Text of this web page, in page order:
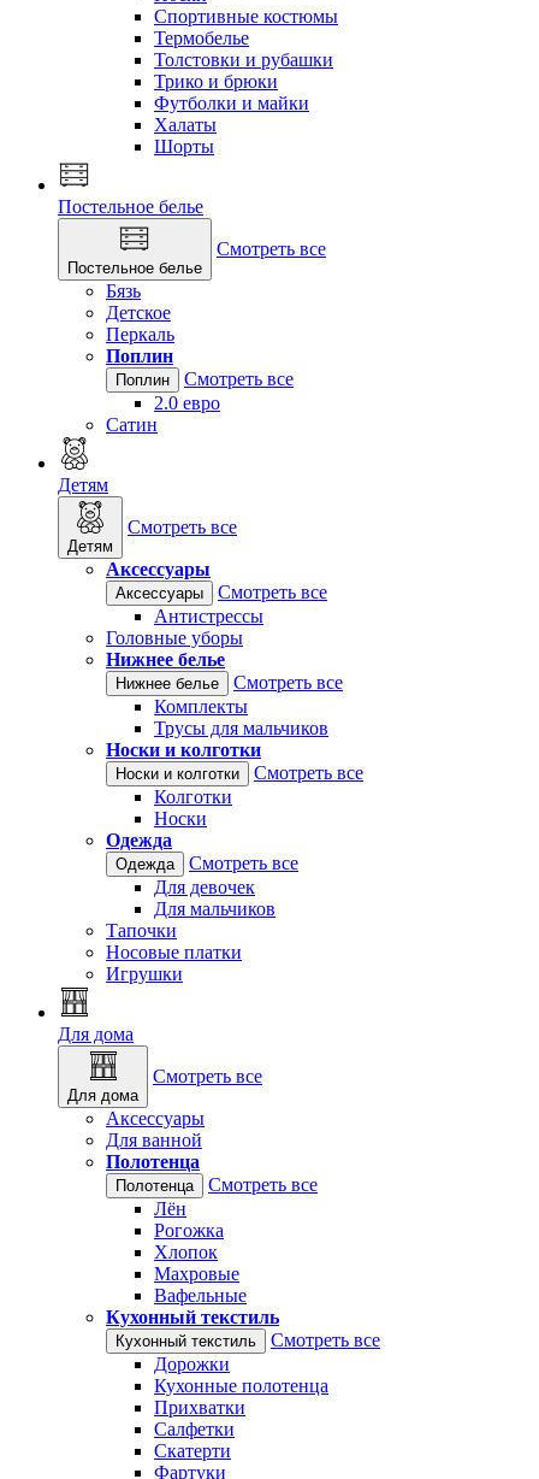
Спортивные костюмы
Термобелье
Толстовки и рубашки
Трико и брюки
Футболки и майки
Халаты
Шорты
Постельное белье
Постельное белье
Смотреть все
Бязь
Детское
Перкаль
Поплин
Поплин
Смотреть все
2.0 евро
Сатин
Детям
Детям
Смотреть все
Аксессуары
Аксессуары
Смотреть все
Антистрессы
Головные уборы
Нижнее белье
Нижнее белье
Смотреть все
Комплекты
Трусы для мальчиков
Носки и колготки
Носки и колготки
Смотреть все
Колготки
Носки
Одежда
Одежда
Смотреть все
Для девочек
Для мальчиков
Тапочки
Носовые платки
Игрушки
Для дома
Для дома
Смотреть все
Аксессуары
Для ванной
Полотенца
Полотенца
Смотреть все
Лён
Рогожка
Хлопок
Махровые
Вафельные
Кухонный текстиль
Кухонный текстиль
Смотреть все
Дорожки
Кухонные полотенца
Прихватки
Салфетки
Скатерти
Фартуки